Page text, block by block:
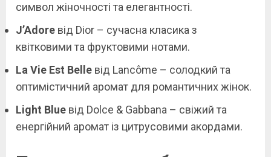
символ жіночності та елегантності.
J’Adore від Dior – сучасна класика з
квітковими та фруктовими нотами.
La Vie Est Belle від Lancôme – солодкий та
оптимістичний аромат для романтичних жінок.
Light Blue від Dolce & Gabbana – свіжий та
енергійний аромат із цитрусовими акордами.